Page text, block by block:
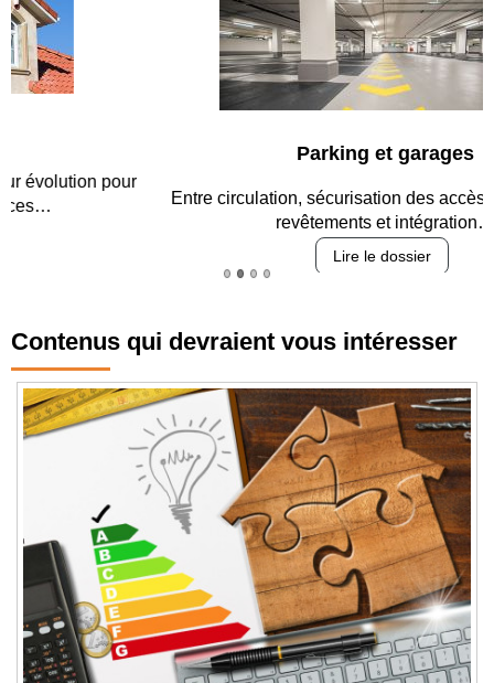
Parking et garages
Entre circulation, sécurisation des accès, durabilité des
revêtements et intégration…
Contenus qui devraient vous intéresser